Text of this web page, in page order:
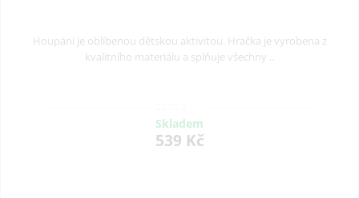
Houpání je oblíbenou dětskou aktivitou. Hračka je vyrobena z
kvalitního materiálu a splňuje všechny ..
Skladem
539 Kč